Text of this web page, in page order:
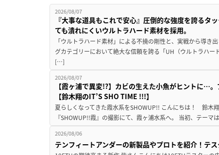
2026/08/07
『大事な道具もこれで安心』圧倒的な強度を誇るタ
ても潰れにくいウルトラハード素材を採用。
「ウルトラハード素材」による不撓の剛性と、実戦から導き
グカテゴリーにおいて絶大な信頼を誇る「UH（ウルトラハ
[…]
2026/08/07
【霞ヶ浦で異変!?】カビの生えた小魚がヒントに…
【鈴木翔のIT’S SHO TIME !!!】
夏らしくなってきた霞水系をSHOWUP!! こんにちは！ 鈴木
『SHOWUP!!霞』の撮影にて、霞ヶ浦水系へ。 当初、テー
2026/08/06
テンフィートアンダーの新製品やプロトを紹介！テ